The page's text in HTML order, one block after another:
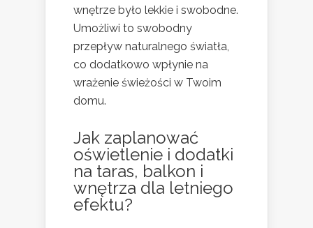
wnętrze było lekkie i swobodne.
Umożliwi to swobodny
przepływ naturalnego światła,
co dodatkowo wpłynie na
wrażenie świeżości w Twoim
domu.
Jak zaplanować
oświetlenie i dodatki
na taras, balkon i
wnętrza dla letniego
efektu?